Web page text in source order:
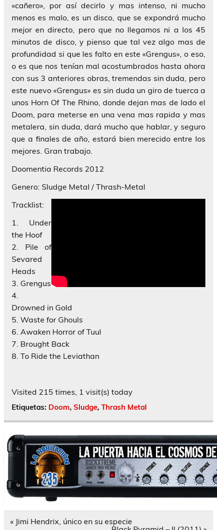
«cañero», por así decirlo y mas intenso, ni mucho
menos es malo, es un disco, que se expondrá mucho
mejor en directo, pero que no llegamos ni a los 45
minutos de disco, y pienso que tal vez algo mas de
profundidad si que les falto en este «Grengus», o eso,
o es que nos tenían mal acostumbrados hasta ahora
con sus 3 anteriores obras, tremendas sin duda, pero
este nuevo «Grengus» es sin duda un giro de tuerca a
unos Horn Of The Rhino, donde dejan mas de lado el
Doom, para meterse en una vena mas rapida y mas
metalera, sin duda, dará mucho que hablar, y seguro
que a finales de año, estará bien merecido entre los
mejores. Gran trabajo.
Doomentia Records 2012
Genero: Sludge Metal / Thrash-Metal
Tracklist:
1. Under
the Hoof
2. Pile of
Sevared
Heads
3. Grengus
4.
Drowned in Gold
5. Waste for Ghouls
6. Awaken Horror of Tuul
7. Brought Back
8. To Ride the Leviathan
Visited 215 times, 1 visit(s) today
Etiquetas: Doom, Sludge, Thrash Metal
Navegación
« Jimi Hendrix, único en su especie